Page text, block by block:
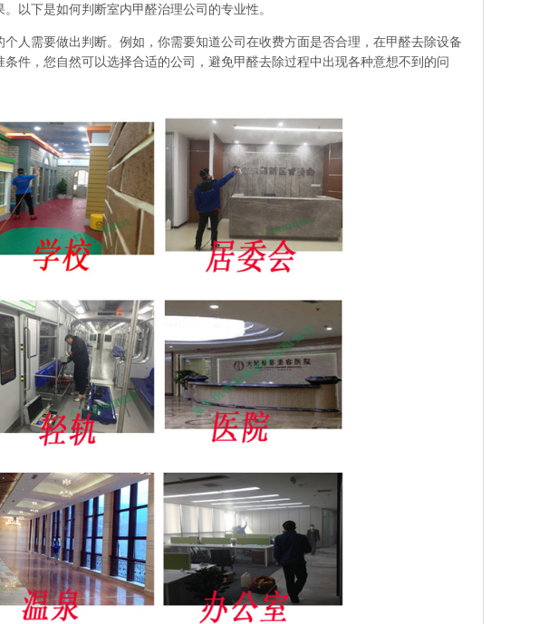
。以下是如何判断室内甲醛治理公司 的专业性。
需要做出判断。例如，你需要知道公司在收费方面是否合理，在甲醛去除设备
件，您自然可以选择合适的公司，避免甲醛去除过程中出现各种意想不到的问